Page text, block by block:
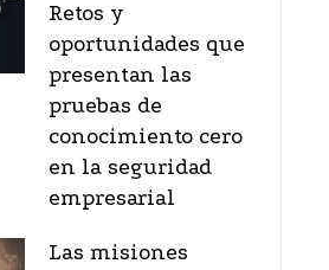
Retos y
oportunidades que
presentan las
pruebas de
conocimiento cero
en la seguridad
empresarial
Las misiones